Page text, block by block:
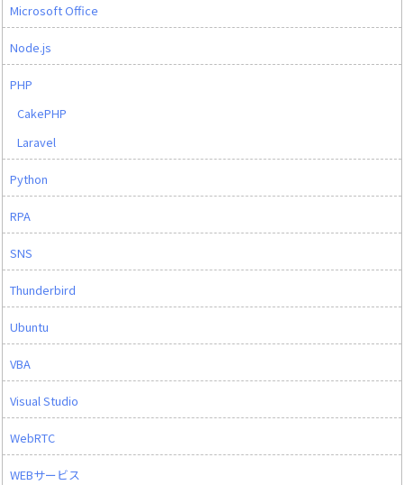
Microsoft Office
Node.js
PHP
CakePHP
Laravel
Python
RPA
SNS
Thunderbird
Ubuntu
VBA
Visual Studio
WebRTC
WEBサービス